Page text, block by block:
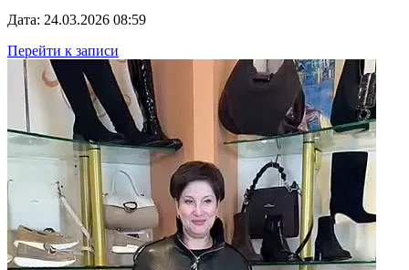
Дата: 24.03.2026 08:59
Перейти к записи